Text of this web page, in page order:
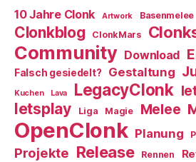
10 Jahre Clonk Artwork Basenmelee
Clonkblog ClonkMars
Community Download
Falsch gesiedelt? Gestaltung
Kuchen Lava LegacyClonk
letsplay Liga Magie Melee
OpenClonk Planung
Projekte Release Rennen